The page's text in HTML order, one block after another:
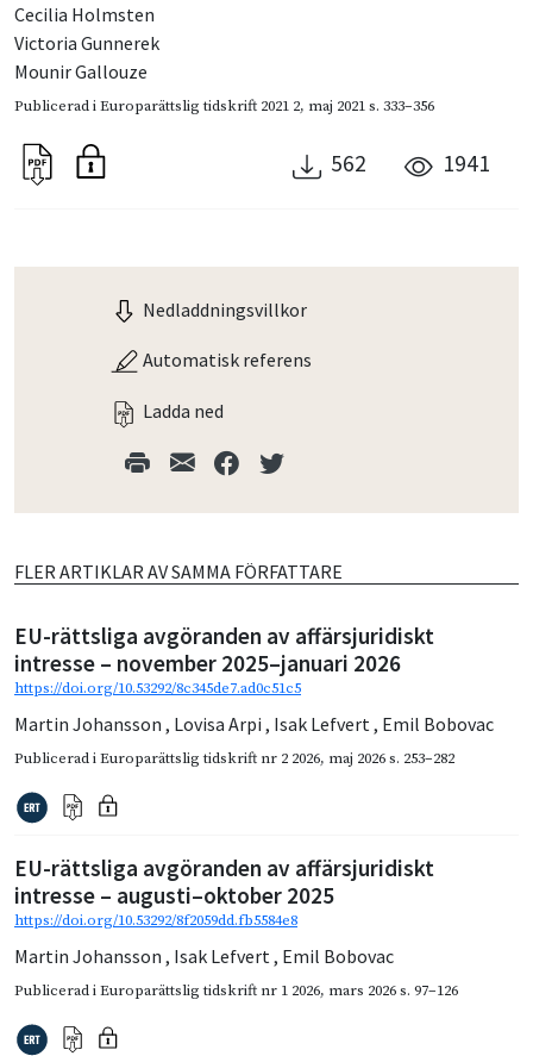
Cecilia Holmsten
Victoria Gunnerek
Mounir Gallouze
Publicerad iEuroparättslig tidskrift 2021 2, maj 2021s. 333–356
562 1941
Nedladdningsvillkor
Automatisk referens
Ladda ned
FLER ARTIKLAR AV SAMMA FÖRFATTARE
EU-rättsliga avgöranden av affärsjuridiskt
intresse – november 2025–januari 2026
https://doi.org/10.53292/8c345de7.ad0c51c5
Martin Johansson , Lovisa Arpi , Isak Lefvert , Emil Bobovac
Publicerad iEuroparättslig tidskrift nr 2 2026, maj 2026s. 253–282
EU-rättsliga avgöranden av affärsjuridiskt
intresse – augusti–oktober 2025
https://doi.org/10.53292/8f2059dd.fb5584e8
Martin Johansson , Isak Lefvert , Emil Bobovac
Publicerad iEuroparättslig tidskrift nr 1 2026, mars 2026s. 97–126